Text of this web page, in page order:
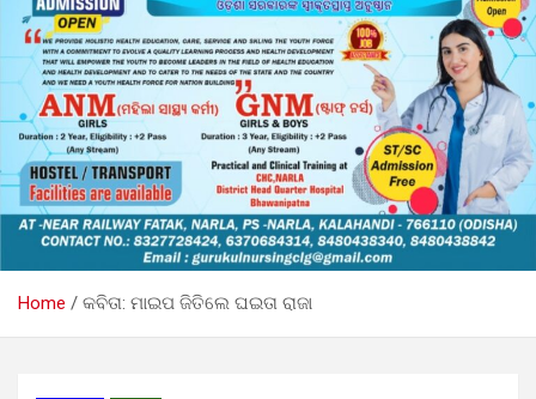
Home କବିତା: ମାଇପ ଜିତିଲେ ଘଇତା ରାଜା